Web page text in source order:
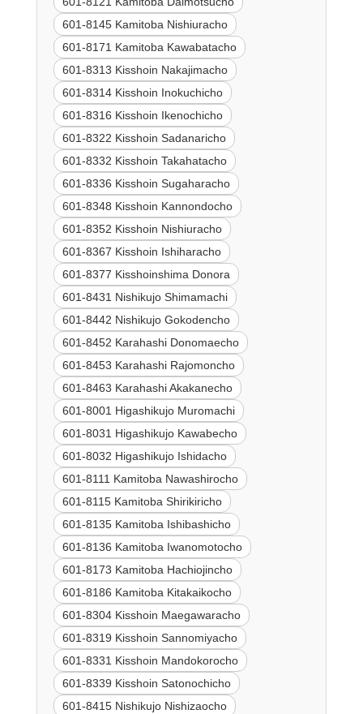
601-8145 Kamitoba Nishiuracho
601-8171 Kamitoba Kawabatacho
601-8313 Kisshoin Nakajimacho
601-8314 Kisshoin Inokuchicho
601-8316 Kisshoin Ikenochicho
601-8322 Kisshoin Sadanaricho
601-8332 Kisshoin Takahatacho
601-8336 Kisshoin Sugaharacho
601-8348 Kisshoin Kannondocho
601-8352 Kisshoin Nishiuracho
601-8367 Kisshoin Ishiharacho
601-8377 Kisshoinshima Donora
601-8431 Nishikujo Shimamachi
601-8442 Nishikujo Gokodencho
601-8452 Karahashi Donomaecho
601-8453 Karahashi Rajomoncho
601-8463 Karahashi Akakanecho
601-8001 Higashikujo Muromachi
601-8031 Higashikujo Kawabecho
601-8032 Higashikujo Ishidacho
601-8111 Kamitoba Nawashirocho
601-8115 Kamitoba Shirikiricho
601-8135 Kamitoba Ishibashicho
601-8136 Kamitoba Iwanomotocho
601-8173 Kamitoba Hachiojincho
601-8186 Kamitoba Kitakaikocho
601-8304 Kisshoin Maegawaracho
601-8319 Kisshoin Sannomiyacho
601-8331 Kisshoin Mandokorocho
601-8339 Kisshoin Satonochicho
601-8415 Nishikujo Nishizaocho